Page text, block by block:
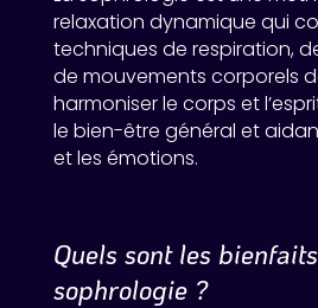
relaxation dynamique qui
techniques de respiration,
de mouvements corporels
harmoniser le corps et
le bien-être général et
et les émotions.
Quels sont les
sophrologie ?